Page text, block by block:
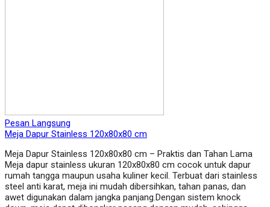
Pesan Langsung
Meja Dapur Stainless 120x80x80 cm
Meja Dapur Stainless 120x80x80 cm – Praktis dan Tahan Lama
Meja dapur stainless ukuran 120x80x80 cm cocok untuk dapur
rumah tangga maupun usaha kuliner kecil. Terbuat dari stainless
steel anti karat, meja ini mudah dibersihkan, tahan panas, dan
awet digunakan dalam jangka panjang.Dengan sistem knock